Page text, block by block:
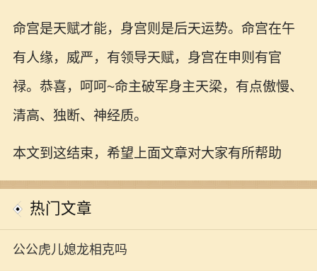
命宫是天赋才能，身宫则是后天运势。命宫在午
有人缘，威严，有领导天赋，身宫在申则有官
禄。恭喜，呵呵~命主破军身主天梁，有点傲慢、
清高、独断、神经质。
本文到这结束，希望上面文章对大家有所帮助
热门文章
公公虎儿媳龙相克吗